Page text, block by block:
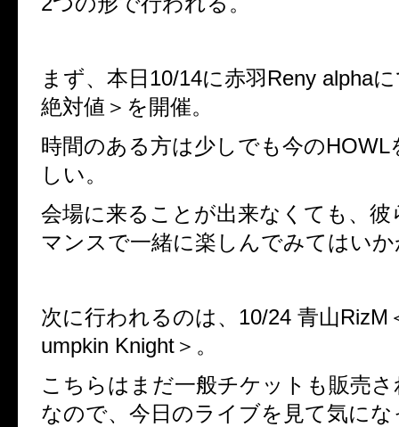
まず、本日10/14に赤羽Reny alpha
絶対値＞を開催。
時間のある方は少しでも今のHOWL
しい。
会場に来ることが出来なくても、
マンスで一緒に楽しんでみてはい
次に行われるのは、10/24 青山RizM
umpkin Knight＞。
こちらはまだ一般チケットも販売
なので、今日のライブを見て気に